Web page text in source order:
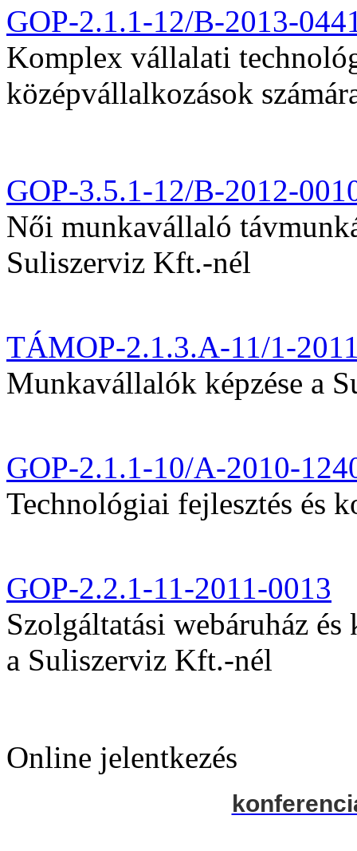
GOP-2.1.1-12/B-2013-
Komplex vállalati
középvállalkozások
GOP-3.5.1-12/B-2012-
Női munkavállaló
Suliszerviz Kft.-nél
TÁMOP-2.1.3.A-11/1-
Munkavállalók képzése a
GOP-2.1.1-10/A-2010-
Technológiai fejlesztés és
GOP-2.2.1-11-2011-0013
Szolgáltatási webáruház
a Suliszerviz Kft.-nél
Online jelentkezés